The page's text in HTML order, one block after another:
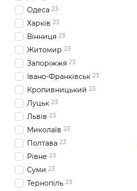
Одеса 23
Харків 23
Вінниця 23
Житомир 23
Запоріжжя 23
Івано-Франківськ 23
Кропивницький 23
Луцьк 23
Львів 23
Миколаїв 23
Полтава 23
Рівне 23
Суми 23
Тернопіль 23